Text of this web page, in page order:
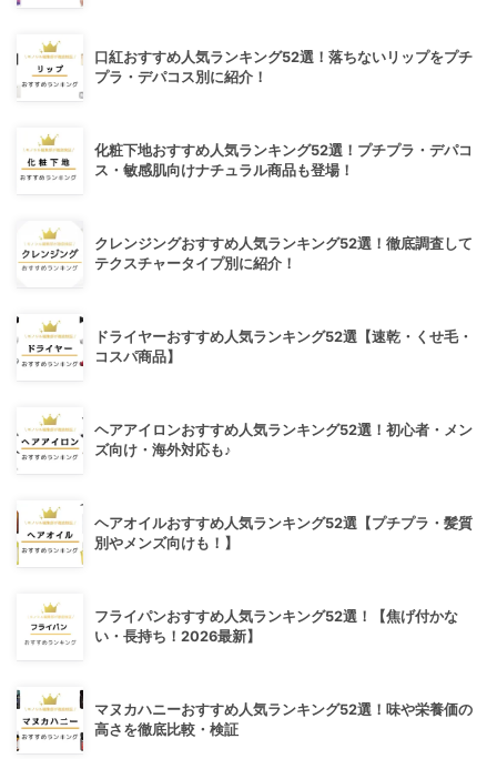
口紅おすすめ人気ランキング52選！落ちないリップをプチ
プラ・デパコス別に紹介！
化粧下地おすすめ人気ランキング52選！プチプラ・デパコ
ス・敏感肌向けナチュラル商品も登場！
クレンジングおすすめ人気ランキング52選！徹底調査して
テクスチャータイプ別に紹介！
ドライヤーおすすめ人気ランキング52選【速乾・くせ毛・
コスパ商品】
ヘアアイロンおすすめ人気ランキング52選！初心者・メン
ズ向け・海外対応も♪
ヘアオイルおすすめ人気ランキング52選【プチプラ・髪質
別やメンズ向けも！】
フライパンおすすめ人気ランキング52選！【焦げ付かな
い・長持ち！2026最新】
マヌカハニーおすすめ人気ランキング52選！味や栄養価の
高さを徹底比較・検証